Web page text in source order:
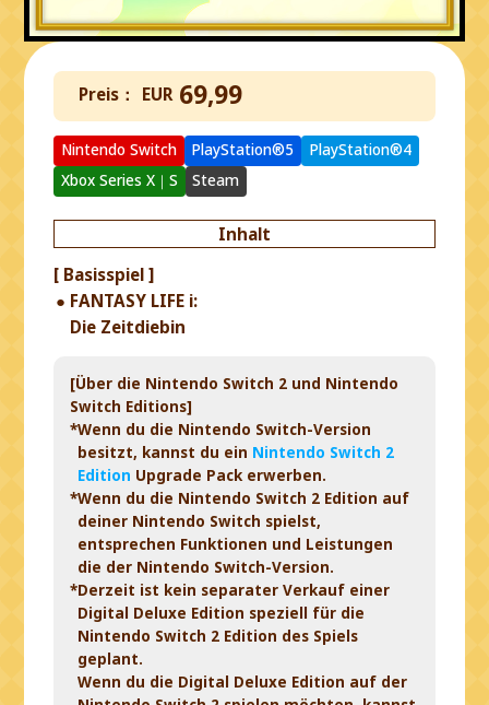
Preis： EUR69,99
Nintendo Switch PlayStation®5
PlayStation®4
Xbox Series X｜S
Steam
Inhalt
[ Basisspiel ]
FANTASY LIFE i:
Die Zeitdiebin
[Über die Nintendo Switch 2 und Nintendo
Switch Editions]
*Wenn du die Nintendo Switch-Version
besitzt, kannst du ein Nintendo Switch 2
Edition Upgrade Pack erwerben.
*Wenn du die Nintendo Switch 2 Edition auf
deiner Nintendo Switch spielst,
entsprechen Funktionen und Leistungen
die der Nintendo Switch-Version.
*Derzeit ist kein separater Verkauf einer
Digital Deluxe Edition speziell für die
Nintendo Switch 2 Edition des Spiels
geplant.
Wenn du die Digital Deluxe Edition auf der